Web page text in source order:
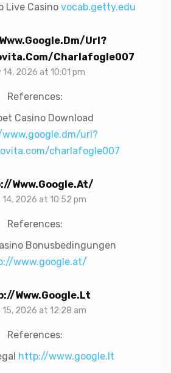
Live Casino vocab.getty.edu
url?
charlafogle007
14, 2026 at 10:01 pm
References:
Casino Download
url?
charlafogle007
www.google.at/
14, 2026 at 10:52 pm
References:
Bonusbedingungen
www.google.at/
www.google.lt
15, 2026 at 12:28 am
References:
http://www.google.lt